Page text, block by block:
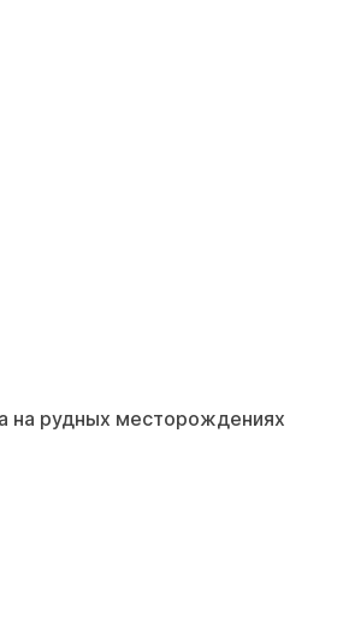
на рудных месторождениях